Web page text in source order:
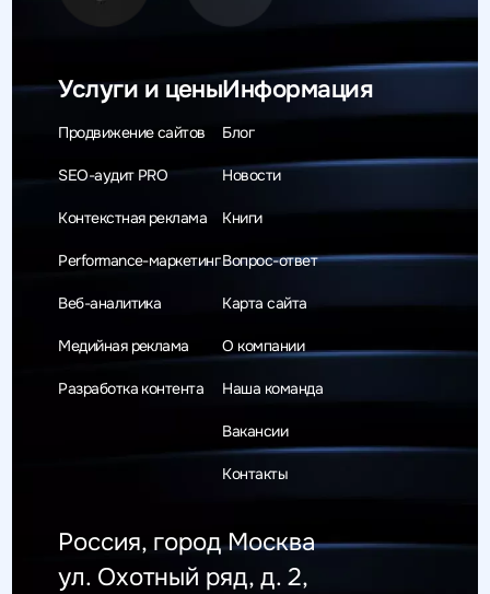
Услуги и цены
Продвижение сайтов
SEO-аудит PRO
Контекстная реклама
Performance-маркетинг
Веб-аналитика
Медийная реклама
Разработка контента
Информация
Блог
Новости
Книги
Вопрос-ответ
Карта сайта
О компании
Наша команда
Вакансии
Контакты
Россия, город Москва
ул. Охотный ряд, д. 2,